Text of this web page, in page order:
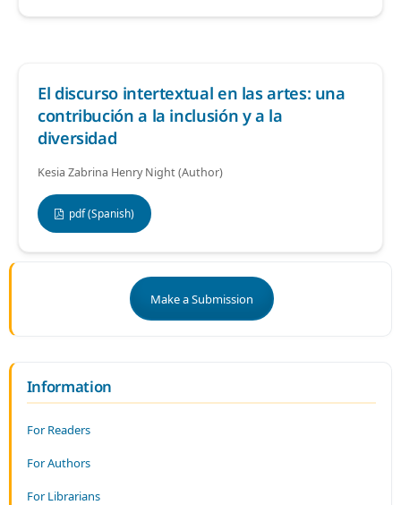
El discurso intertextual en las artes: una
contribución a la inclusión y a la
diversidad
Kesia Zabrina Henry Night (Author)
pdf (Spanish)
Make a Submission
Information
For Readers
For Authors
For Librarians